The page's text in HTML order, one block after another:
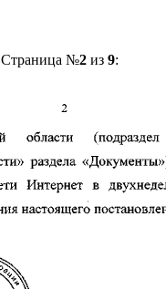
Страница №2из 9: